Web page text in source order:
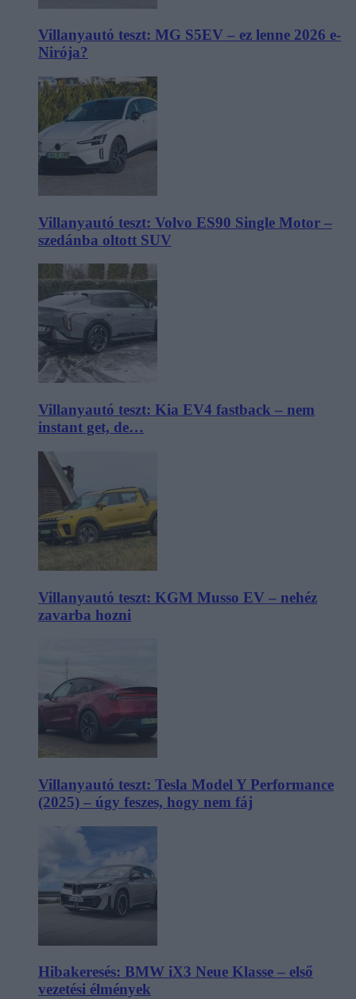
Villanyautó teszt: MG S5EV – ez lenne 2026 e-
Nirója?
Villanyautó teszt: Volvo ES90 Single Motor –
szedánba oltott SUV
Villanyautó teszt: Kia EV4 fastback – nem
instant get, de…
Villanyautó teszt: KGM Musso EV – nehéz
zavarba hozni
Villanyautó teszt: Tesla Model Y Performance
(2025) – úgy feszes, hogy nem fáj
Hibakeresés: BMW iX3 Neue Klasse – első
vezetési élmények